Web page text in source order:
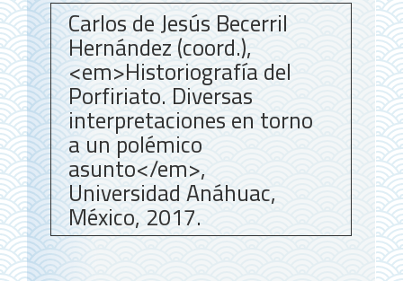
Carlos de Jesús Becerril
Hernández (coord.),
<em>Historiografía del
Porfiriato. Diversas
interpretaciones en torno
a un polémico
asunto</em>,
Universidad Anáhuac,
México, 2017.